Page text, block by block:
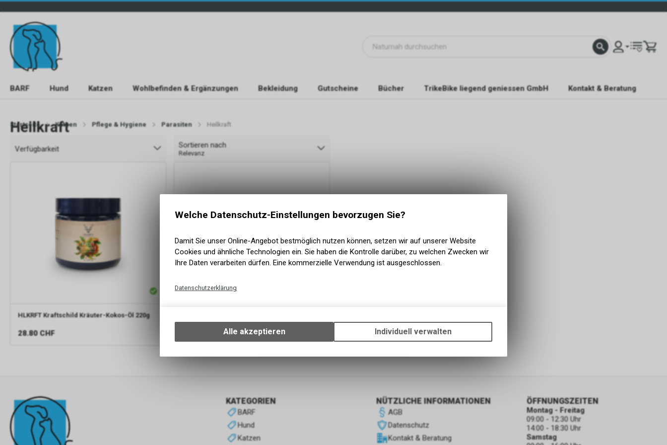
BARF Hund Katzen Wohlbefinden & Ergänzungen Bekleidung Gutscheine Bücher TrikeBike liegend geniessen GmbH Kontakt & Beratung
Startseite Katzen Pflege & Hygiene Parasiten Heilkraft
Heilkraft
Verfügbarkeit Sortieren nach
Relevanz
HLKRFT Kraftschild Kräuter-Kokos-Öl 220g
28.80 CHF
Fruchthaarpulver
KATEGORIEN
BARF
Hund
Katzen
NÜTZLICHE INFORMATIONEN
AGB
Datenschutz
Kontakt & Beratung
ÖFFNUNGSZEITEN
Montag - Freitag
09:00 - 12:30 Uhr
14:00 - 18:30 Uhr
Samstag
Welche Datenschutz-Einstellungen bevorzugen Sie?
Damit Sie unser Online-Angebot bestmöglich nutzen können, setzen wir auf unserer Website
Cookies und ähnliche Technologien ein. Sie haben die Kontrolle darüber, zu welchen Zwecken wir
Ihre Daten verarbeiten dürfen. Eine kommerzielle Verwendung ist ausgeschlossen.
Datenschutzerklärung
Ihrem Gerät, um die grundlegenden Funktionen unseres Online-Angebots, wie die
Verwendung des Warenkorbs, zu ermöglichen. Bitte beachten Sie, dass die
zulassen.
Alle akzeptieren Individuell verwalten